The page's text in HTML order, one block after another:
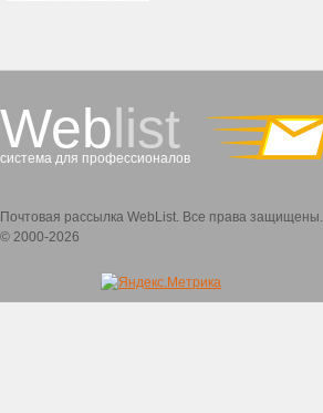
Weblist
система для профессионалов
Почтовая рассылка WebList. Все права защищены.
© 2000-2026